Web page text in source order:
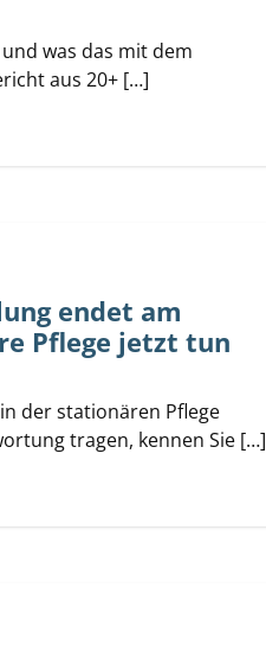
was das mit dem
aus 20+ […]
endet am
Pflege jetzt tun
der stationären Pflege
tragen, kennen Sie […]